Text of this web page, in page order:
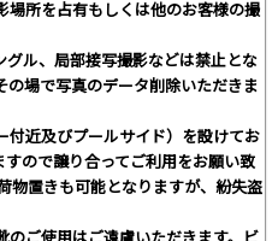
場所を占有もしくは他のお客様の撮
グル、局部接写撮影などは禁止とな
の場で写真のデータ削除いただきま
付近及びプールサイド）を設けてお
ので譲り合ってご利用をお願い致
物置きも可能となりますが、紛失盗